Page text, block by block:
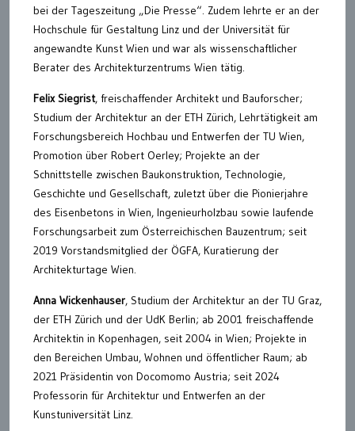
bei der Tageszeitung „Die Presse“. Zudem lehrte er an der
Hochschule für Gestaltung Linz und der Universität für
angewandte Kunst Wien und war als wissenschaftlicher
Berater des Architekturzentrums Wien tätig.
Felix Siegrist, freischaffender Architekt und Bauforscher;
Studium der Architektur an der ETH Zürich, Lehrtätigkeit am
Forschungsbereich Hochbau und Entwerfen der TU Wien,
Promotion über Robert Oerley; Projekte an der
Schnittstelle zwischen Baukonstruktion, Technologie,
Geschichte und Gesellschaft, zuletzt über die Pionierjahre
des Eisenbetons in Wien, Ingenieurholzbau sowie laufende
Forschungsarbeit zum Österreichischen Bauzentrum; seit
2019 Vorstandsmitglied der ÖGFA, Kuratierung der
Architekturtage Wien.
Anna Wickenhauser, Studium der Architektur an der TU Graz,
der ETH Zürich und der UdK Berlin; ab 2001 freischaffende
Architektin in Kopenhagen, seit 2004 in Wien; Projekte in
den Bereichen Umbau, Wohnen und öffentlicher Raum; ab
2021 Präsidentin von Docomomo Austria; seit 2024
Professorin für Architektur und Entwerfen an der
Kunstuniversität Linz.